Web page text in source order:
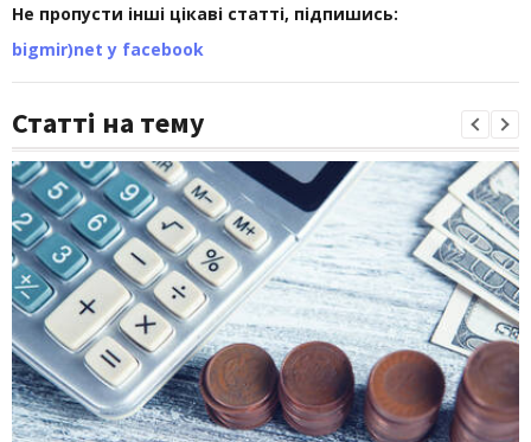
Не пропусти інші цікаві статті, підпишись:
bigmir)net у facebook
Статті на тему